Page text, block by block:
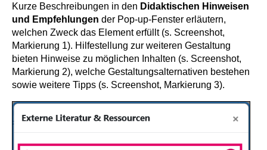
Kurze Beschreibungen in den Didaktischen Hinweisen
und Empfehlungen der Pop-up-Fenster erläutern,
welchen Zweck das Element erfüllt (s. Screenshot,
Markierung 1). Hilfestellung zur weiteren Gestaltung
bieten Hinweise zu möglichen Inhalten (s. Screenshot,
Markierung 2), welche Gestaltungsalternativen bestehen
sowie weitere Tipps (s. Screenshot, Markierung 3).